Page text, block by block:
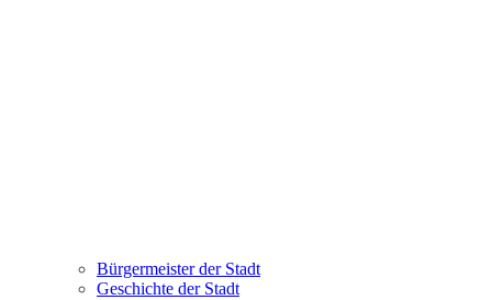
Bürgermeister der Stadt
Geschichte der Stadt